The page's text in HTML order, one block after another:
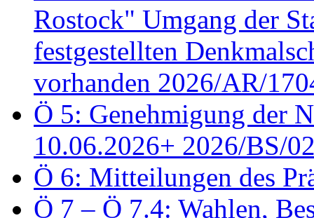
Rostock" Umgang der
festgestellten
vorhanden 2026/AR/
Ö 5: Genehmigung der
10.06.2026+ 2026/BS/
Ö 6: Mitteilungen des
Ö 7 – Ö 7.4: Wahlen,